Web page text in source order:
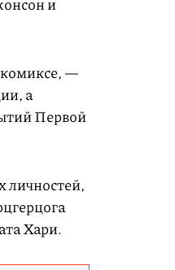
—
а
Первой
личностей,
Хари.